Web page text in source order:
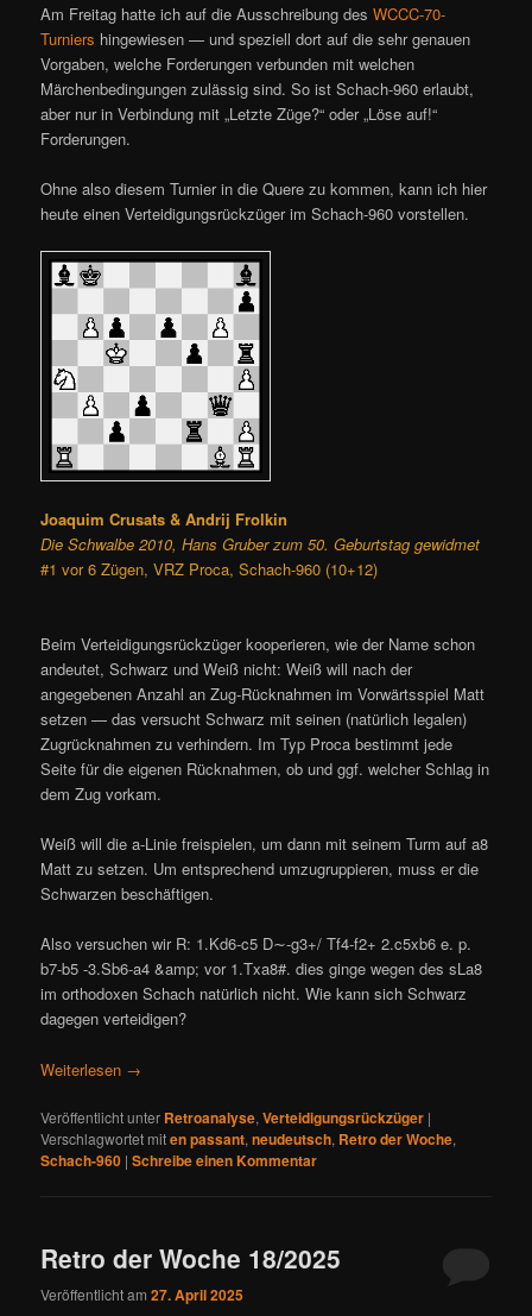
Am Freitag hatte ich auf die Ausschreibung desWCCC-70-
Turniers hingewiesen — und speziell dort auf die sehr genauen
Vorgaben, welche Forderungen verbunden mit welchen
Märchenbedingungen zulässig sind. So ist Schach-960 erlaubt,
aber nur in Verbindung mit „Letzte Züge?“ oder „Löse auf!“
Forderungen.
Ohne also diesem Turnier in die Quere zu kommen, kann ich hier
heute einen Verteidigungsrückzüger im Schach-960 vorstellen.
Joaquim Crusats & Andrij Frolkin
Die Schwalbe 2010, Hans Gruber zum 50. Geburtstag gewidmet
#1 vor 6 Zügen, VRZ Proca, Schach-960 (10+12)
Beim Verteidigungsrückzüger kooperieren, wie der Name schon
andeutet, Schwarz und Weiß nicht: Weiß will nach der
angegebenen Anzahl an Zug-Rücknahmen im Vorwärtsspiel Matt
setzen — das versucht Schwarz mit seinen (natürlich legalen)
Zugrücknahmen zu verhindern. Im Typ Proca bestimmt jede
Seite für die eigenen Rücknahmen, ob und ggf. welcher Schlag in
dem Zug vorkam.
Weiß will die a-Linie freispielen, um dann mit seinem Turm auf a8
Matt zu setzen. Um entsprechend umzugruppieren, muss er die
Schwarzen beschäftigen.
Also versuchen wir R: 1.Kd6-c5 D∼-g3+/ Tf4-f2+ 2.c5xb6 e. p.
b7-b5 -3.Sb6-a4 &amp; vor 1.Txa8#. dies ginge wegen des sLa8
im orthodoxen Schach natürlich nicht. Wie kann sich Schwarz
dagegen verteidigen?
Weiterlesen →
Veröffentlicht unter Retroanalyse,Verteidigungsrückzüger |
Verschlagwortet miten passant,neudeutsch, Retro der Woche,
Schach-960 |Schreibe einen Kommentar
Retro der Woche 18/2025
Veröffentlicht am27. April 2025